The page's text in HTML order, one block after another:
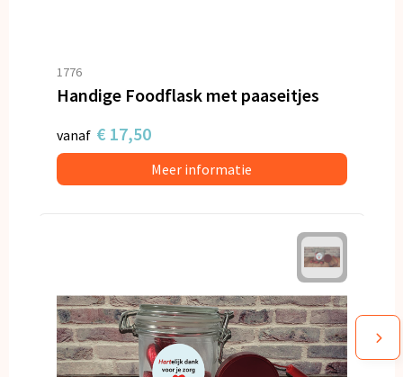
1776
Handige Foodflask met paaseitjes
vanaf € 17,50
Meer informatie